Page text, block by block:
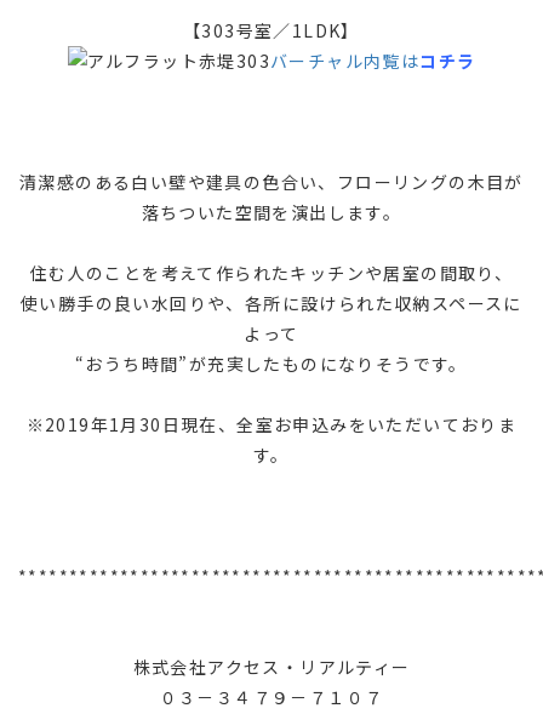
【303号室／1LDK】
バーチャル内覧はコチラ
清潔感のある白い壁や建具の色合い、フローリングの木目が
落ちついた空間を演出します。
住む人のことを考えて作られたキッチンや居室の間取り、
使い勝手の良い水回りや、各所に設けられた収納スペースに
よって
“おうち時間”が充実したものになりそうです。
※2019年1月30日現在、全室お申込みをいただいておりま
す。
株式会社アクセス・リアルティー
０３－３４７９－７１０７